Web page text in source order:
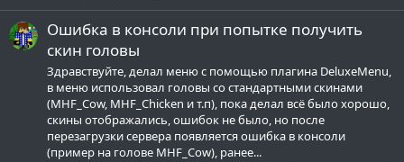
Ошибка в консоли при попытке получить
скин головы
Здравствуйте, делал меню с помощью плагина DeluxeMenu,
в меню использовал головы со стандартными скинами
(MHF_Cow, MHF_Chicken и т.п), пока делал всё было хорошо,
скины отображались, ошибок не было, но после
перезагрузки сервера появляется ошибка в консоли
(пример на голове MHF_Cow), ранее...